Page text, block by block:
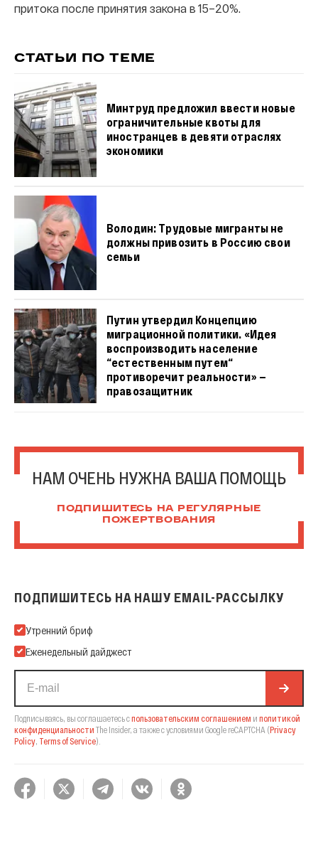
притока после принятия закона в 15–20%.
СТАТЬИ ПО ТЕМЕ
Минтруд предложил ввести новые
ограничительные квоты для
иностранцев в девяти отраслях
экономики
Володин: Трудовые мигранты не
должны привозить в Россию свои
семьи
Путин утвердил Концепцию
миграционной политики. «Идея
воспроизводить население
“естественным путем“
противоречит реальности» —
правозащитник
НАМ ОЧЕНЬ НУЖНА ВАША ПОМОЩЬ
ПОДПИШИТЕСЬ НА РЕГУЛЯРНЫЕ
ПОЖЕРТВОВАНИЯ
ПОДПИШИТЕСЬ НА НАШУ EMAIL-РАССЫЛКУ
Подпишитесь на нашу Email-рассылку
Утренний бриф
Еженедельный дайджест
Подписываясь, вы соглашаетесь спользовательским соглашением и политикой
конфиденциальности The Insider, а также с условиями Google reCAPTCHA (Privacy
Policy, Terms of Service).